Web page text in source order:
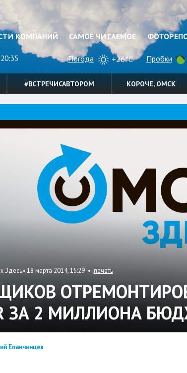
КОМПАНИЙ САМОЕ ЧИТАЕМОЕ
Погода +26°C Пробки
#ВСТРЕЧИСАВТОРОМ КОРОЧЕ, ОМСК
18 марта 2014, 15:29 • печать
ЗА 2 МИЛЛИОНА
Епанчинцев